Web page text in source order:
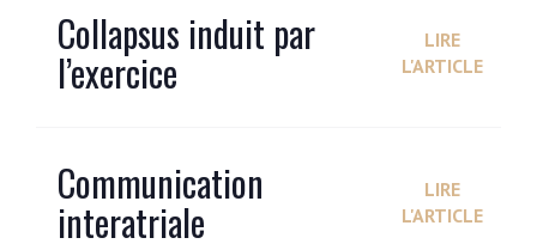
Collapsus induit par
l’exercice
LIRE
L'ARTICLE
Communication
interatriale
LIRE
L'ARTICLE